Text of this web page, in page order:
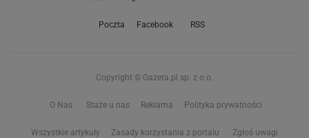
Poczta Facebook RSS
Copyright © Gazeta.pl sp. z o.o.
O Nas Staże u nas Reklama Polityka prywatności
Wszystkie artykuły Zasady korzystania z portalu Zgłoś uwagi